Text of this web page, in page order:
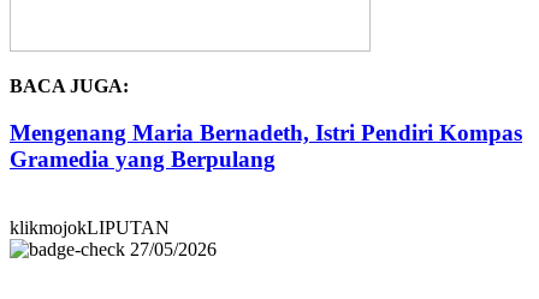
BACA JUGA:
Mengenang Maria Bernadeth, Istri Pendiri Kompas
Gramedia yang Berpulang
klikmojokLIPUTAN
27/05/2026